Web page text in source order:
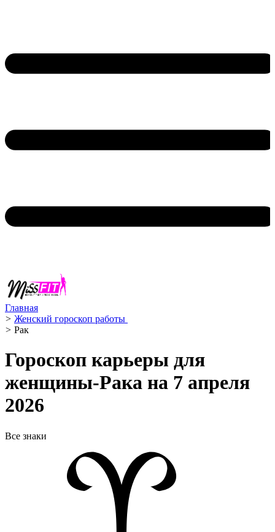
Главная
> Женский гороскоп работы ‍
> Рак ️
Гороскоп карьеры для
женщины-Рака на 7 апреля
2026
Все знаки